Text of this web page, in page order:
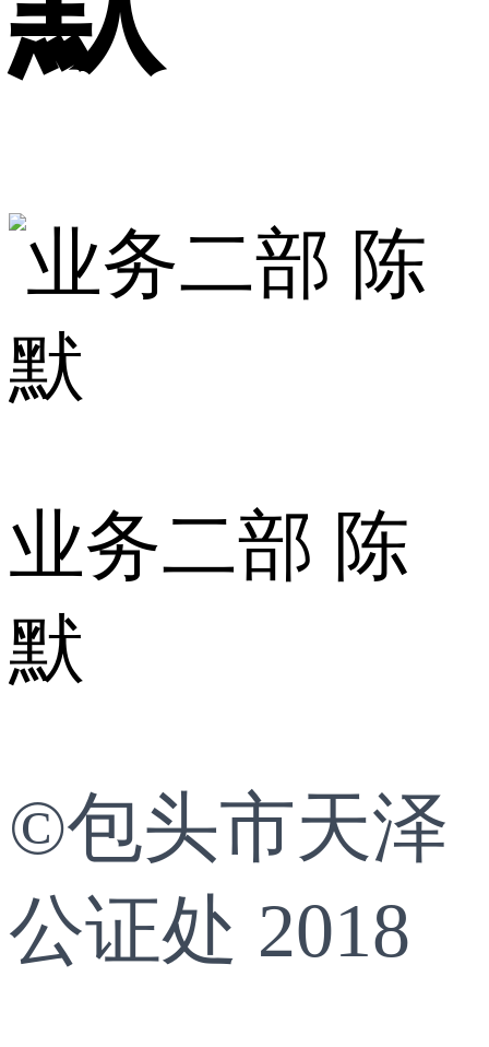
业务二部 陈
默
©包头市天泽
公证处 2018